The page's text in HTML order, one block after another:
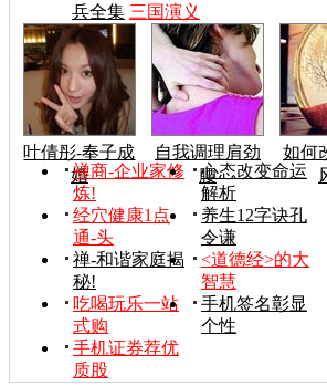
兵全集 三国演义
叶倩彤-奉子成
婚
自我调理肩劲
腰
如何
禅商-企业家修
炼!
心态改变命运
解析
经穴健康1点
通-头
养生12字诀孔
令谦
禅-和谐家庭揭
秘!
<道德经>的大
智慧
吃喝玩乐一站
式购
手机签名彰显
个性
手机证券荐优
质股